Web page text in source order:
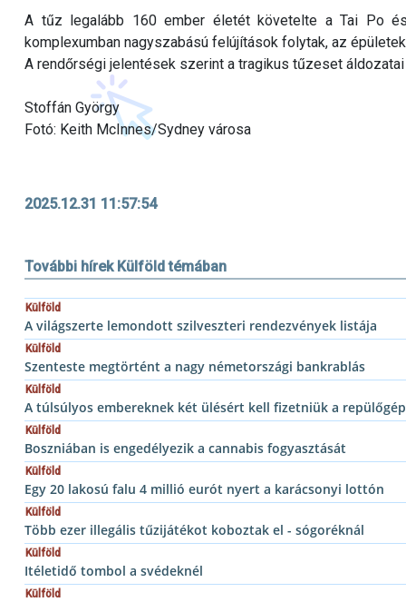
A tűz legalább 160 ember életét követelte a Tai Po
komplexumban nagyszabású felújítások folytak, az
A rendőrségi jelentések szerint a tragikus tűzeset
Stoffán György
Fotó: Keith McInnes/Sydney városa
2025.12.31 11:57:54
További hírek Külföld témában
Külföld
A világszerte lemondott szilveszteri rendezvények listája
Külföld
Szenteste megtörtént a nagy németországi bankrablás
Külföld
A túlsúlyos embereknek két ülésért kell fizetniük a
Külföld
Boszniában is engedélyezik a cannabis fogyasztását
Külföld
Egy 20 lakosú falu 4 millió eurót nyert a karácsonyi lottón
Külföld
Több ezer illegális tűzijátékot koboztak el - sógoréknál
Külföld
Itéletidő tombol a svédeknél
Külföld